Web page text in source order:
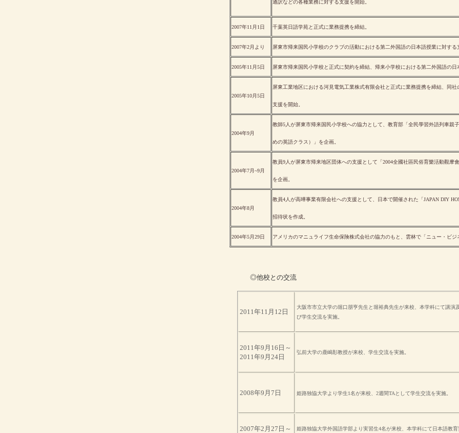
通訳などの各種業務に対する支援を開始。
2007年11月1日 千葉英日語学苑と正式に業務提携を締結。
2007年2月より 屏東市帰来国民小学校のクラブの活動における第二外国語の日本語授業に対する
2005年11月5日 屏東市帰来国民小学校と正式に契約を締結、帰来小学校における第二外国語の日
2005年10月5日
屏東工業地区における河見電気工業株式有限会社と正式に業務提携を締結、同
支援を開始。
2004年9月
教師5人が屏東市帰来国民小学校への協力として、教育部「全民學習外語列車
めの英語クラス）」を企画。
2004年7月~9月
教員9人が屏東市帰来地区団体への支援として「2004全國社區民俗育樂活動觀摩
を企画。
2004年8月
教員4人が高曄事業有限会社への支援として、日本で開催された「JAPAN DIY
招待状を作成。
2004年5月29日 アメリカのマニュライフ生命保険株式会社の協力のもと、雲林で「ニュー・ビジ
◎他校との交流
2011年11 月 12 日
大阪市市立大学の堀口朋亨先生と堀裕典先生が来校、本学科にて講演及
び学生交流を実施。
2011 年9 月 16 日～
2011年9 月 24日
弘前大学の鹿嶋彰教授が来校、学生交流を実施。
2008年9 月 7 日 姫路独協大学より学生1名が来校、 2週間TA として学生交流を実施。
2007年2 月 27 日 ～
姫路独協大学外国語学部より実習生4名が来校、本学科にて日本語教育